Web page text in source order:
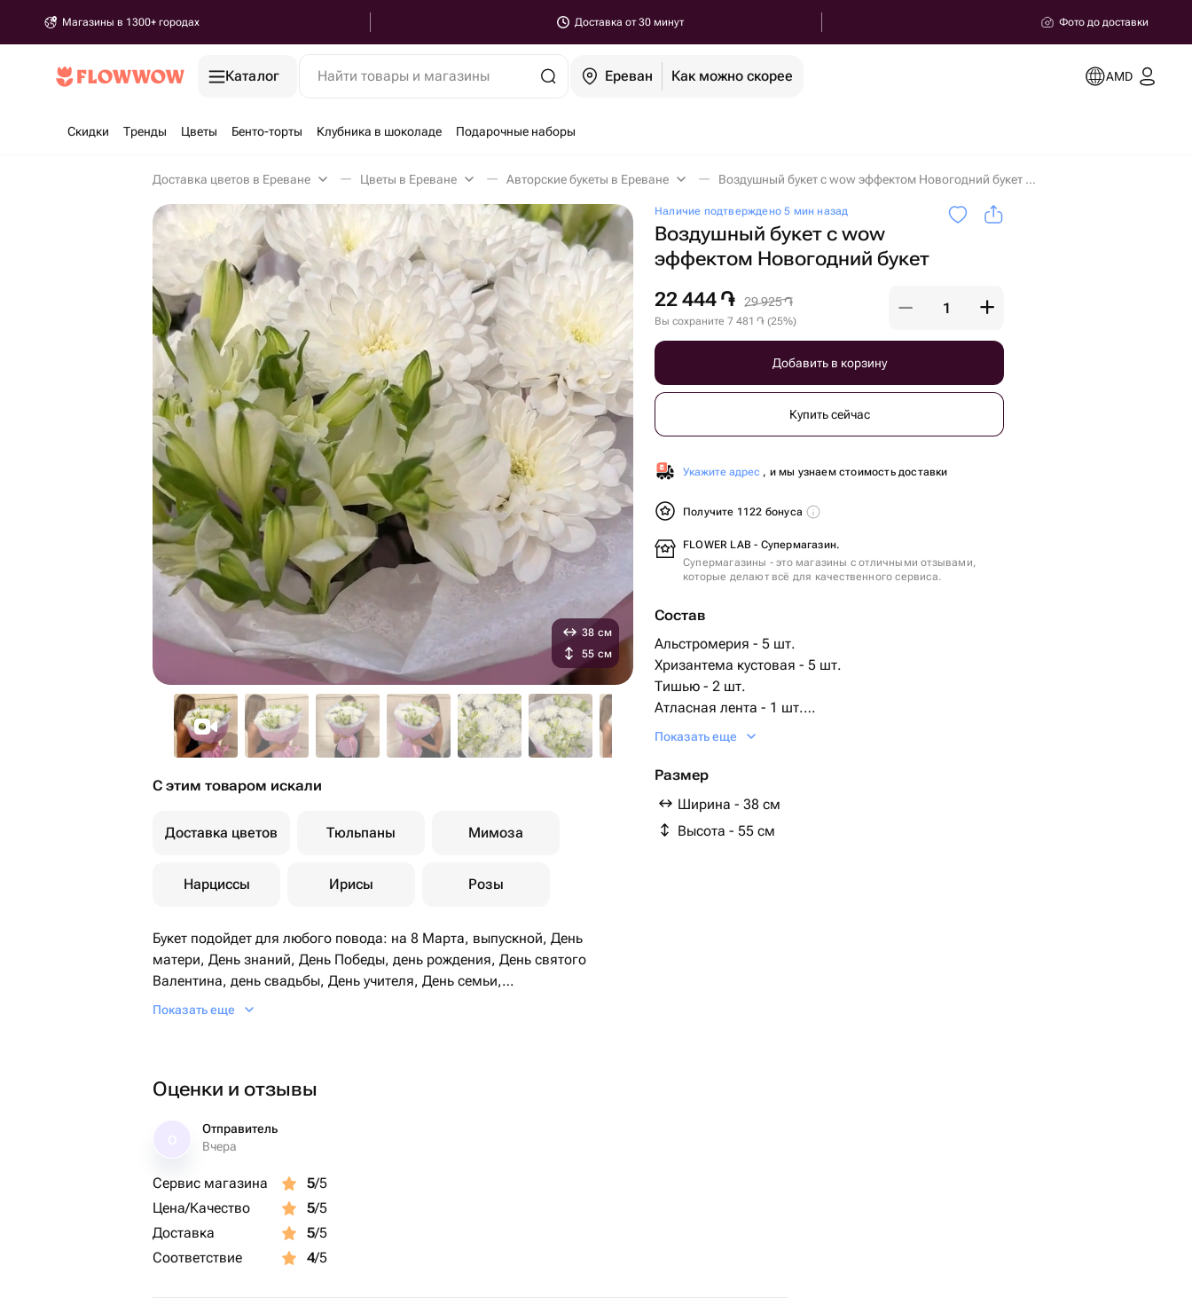
Магазины в 1300+ городах Доставка от 30 минут Фото до доставки
Каталог Найти товары и магазины Ереван Как можно скорее AMD
Скидки Тренды Цветы Бенто-торты Клубника в шоколаде Подарочные наборы
Доставка цветов в Ереване Цветы в Ереване Авторские букеты в Ереване Воздушный букет с wow эффектом Новогодний букет в Ереване
Наличие подтверждено 5 мин назад
Воздушный букет с wow
эффектом Новогодний букет
22 444 ֏ 29 925֏
Вы сохраните 7 481 ֏ (25%)
Добавить в корзину
Купить сейчас
Укажите адрес , и мы узнаем стоимость доставки
Получите 1122 бонуса
FLOWER LAB - Супермагазин.
Супермагазины - это магазины с отличными отзывами,
которые делают всё для качественного сервиса.
Состав
Альстромерия - 5 шт.
Хризантема кустовая - 5 шт.
Тишью - 2 шт.
Атласная лента - 1 шт.
Упаковка дизайнерская - 3 шт.
Показать еще
Размер
Ширина - 38 см
Высота - 55 см
38 см
55 см
С этим товаром искали
Доставка цветов Тюльпаны Мимоза
Нарциссы Ирисы Розы
Букет подойдет для любого повода: на 8 Марта, выпускной, День
матери, День знаний, День Победы, день рождения, День святого
Валентина, день свадьбы, День учителя, День семьи,
Пасху, Масленицу, рождение ребенка и юбилей.
Показать еще
Оценки и отзывы
Отправитель
Вчера
Сервис магазина 5/5
Цена/Качество
5/5
Доставка
5/5
Соответствие
4/5